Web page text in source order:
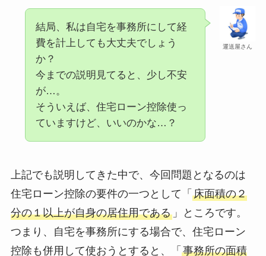
運送屋さん
結局、私は自宅を事務所にして経
費を計上しても大丈夫でしょう
か？
今までの説明見てると、少し不安
が…。
そういえば、住宅ローン控除使っ
ていますけど、いいのかな…？
上記でも説明してきた中で、今回問題となるのは
住宅ローン控除の要件の一つとして「 床面積の２
分の１以上が自身の居住用である」ところです。
つまり、自宅を事務所にする場合で、住宅ローン
控除も併用して使おうとすると、「 事務所の面積